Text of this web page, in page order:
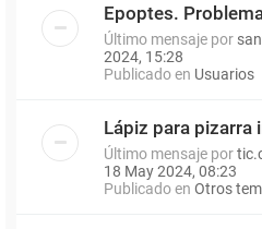
Epoptes.
Último mensaje por
2024, 15:28
Publicado en Usuarios
Lápiz para pizarra
Último mensaje por
18 May 2024, 08:23
Publicado en Otros